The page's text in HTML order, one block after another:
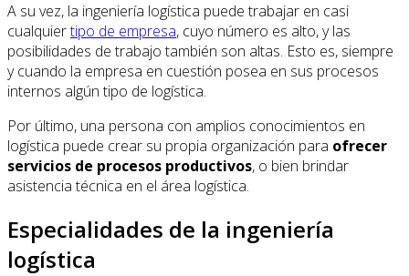
A su vez, la ingeniería logística puede trabajar en casi
cualquiertipo de empresa, cuyo número es alto, y las
posibilidades de trabajo también son altas. Esto es, siempre
y cuando la empresa en cuestión posea en sus procesos
internos algún tipo de logística.
Por último, una persona con amplios conocimientos en
logística puede crear su propia organización para ofrecer
servicios de procesos productivos, o bien brindar
asistencia técnica en el área logística.
Especialidades de la ingeniería
logística